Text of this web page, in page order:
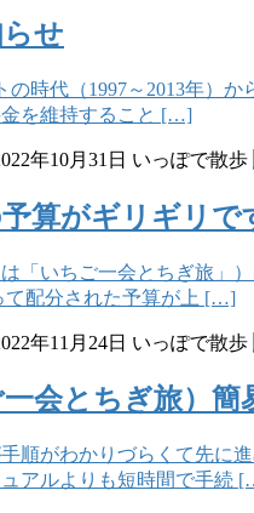
せ
の時代（1997～2013年）
金を維持すること […]
年10月31日 いっぽで散歩
算がギリギリで
「いちご一会とちぎ旅」
て配分された予算が上 […]
年11月24日 いっぽで散歩
会とちぎ旅）簡
順がわかりづらくて先に
アルよりも短時間で手続